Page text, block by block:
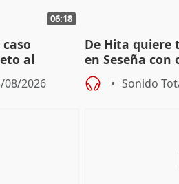
06:18
al
08/2026
De Hita quiere
en Seseña
Sonido